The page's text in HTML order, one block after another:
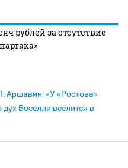
рублей за отсутствие
:Аршавин: «У «Ростова»
Боселли вселится в